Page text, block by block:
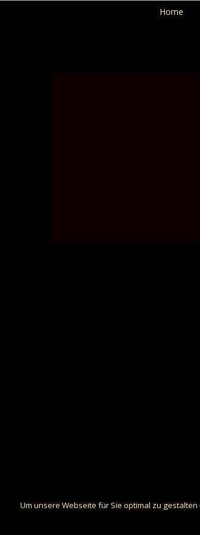
Home
Um unsere Webseite für Sie optimal zu